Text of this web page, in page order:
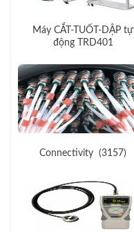
Máy CẮT-TUỐT-DẬP tự
động TRD401
Connectivity (3157)